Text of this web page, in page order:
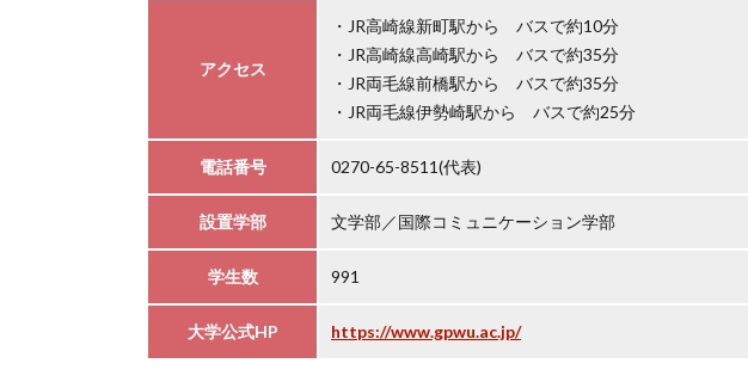
アクセス
・JR高崎線新町駅から バスで約10分
・JR高崎線高崎駅から バスで約35分
・JR両毛線前橋駅から バスで約35分
・JR両毛線伊勢崎駅から バスで約25分
電話番号 0270-65-8511(代表)
設置学部 文学部／国際コミュニケーション学部
学生数 991
大学公式HP https://www.gpwu.ac.jp/